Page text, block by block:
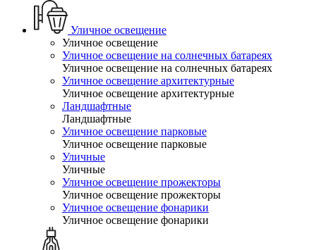
Уличное освещение
Уличное освещение
Уличное освещение на солнечных батареях
Уличное освещение на солнечных батареях
Уличное освещение архитектурные
Уличное освещение архитектурные
Ландшафтные
Ландшафтные
Уличное освещение парковые
Уличное освещение парковые
Уличные
Уличные
Уличное освещение прожекторы
Уличное освещение прожекторы
Уличное освещение фонарики
Уличное освещение фонарики